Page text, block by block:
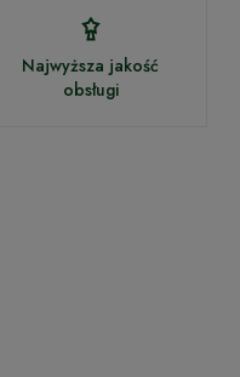
Najwyższa jakość
obsługi